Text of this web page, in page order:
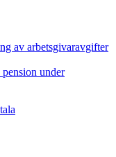
av arbetsgivaravgifter
under